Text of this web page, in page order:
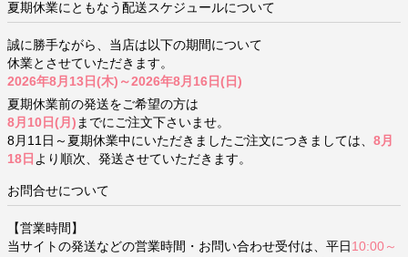
夏期休業にともなう配送スケジュールについて
誠に勝手ながら、当店は以下の期間について
休業とさせていただきます。
2026年8月13日(木)～2026年8月16日(日)
夏期休業前の発送をご希望の方は
8月10日(月) までにご注文下さいませ。
8月11日～夏期休業中にいただきましたご注文につきましては、 8月
18日 より順次、発送させていただきます。
お問合せについて
【営業時間】
当サイトの発送などの営業時間・お問い合わせ受付は、平日 10:00～